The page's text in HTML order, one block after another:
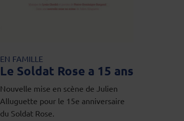
EN FAMILLE
Le Soldat Rose a 15 ans
Nouvelle mise en scène de Julien
Alluguette pour le 15e anniversaire
du Soldat Rose.